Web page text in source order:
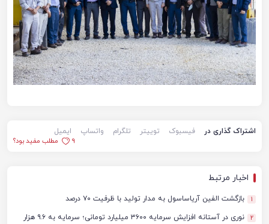
اشتراک گذاری در فیسبوک توییتر تلگرام واتساپ
ایمیل
9
مطلب مفید بود؟
اخبار مرتبط
1 بازگشت الفین آریاساسول به مدار تولید با ظرفیت ۷۰ درصد
2 نوری در آستانه افزایش سرمایه ۳۶۰۰ میلیارد تومانی؛ سرمایه به ۹.۶ هزار